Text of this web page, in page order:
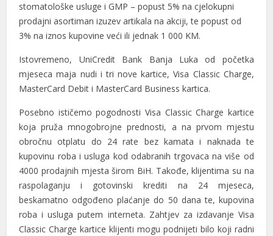
stomatološke usluge i GMP – popust 5% na cjelokupni
prodajni asortiman izuzev artikala na akciji, te popust od
3% na iznos kupovine veći ili jednak 1 000 KM.
Istovremeno, UniCredit Bank Banja Luka od početka
mjeseca maja nudi i tri nove kartice, Visa Classic Charge,
MasterCard Debit i MasterCard Business kartica.
Posebno ističemo pogodnosti Visa Classic Charge kartice
koja pruža mnogobrojne prednosti, a na prvom mjestu
obročnu otplatu do 24 rate bez kamata i naknada te
kupovinu roba i usluga kod odabranih trgovaca na više od
4000 prodajnih mjesta širom BiH. Takođe, klijentima su na
raspolaganju i gotovinski krediti na 24 mjeseca,
beskamatno odgođeno plaćanje do 50 dana te, kupovina
roba i usluga putem interneta. Zahtjev za izdavanje Visa
Classic Charge kartice klijenti mogu podnijeti bilo koji radni